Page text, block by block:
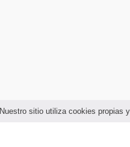
Nuestro sitio utiliza cookies propias